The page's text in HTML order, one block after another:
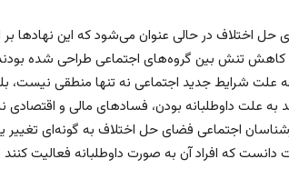
حل اختلاف در حالی عنوان می‌شود که این نهادها
کاهش تنش بین گروه‌های اجتماعی طراحی شده
علت شرایط جدید اجتماعی نه تنها منطقی نیست،
علت داوطلبانه بودن، فسادهای مالی و اقتصادی
اجتماعی فضای حل اختلاف به گونه‌ای تغییر
که افراد آن به صورت داوطلبانه فعالیت کنند